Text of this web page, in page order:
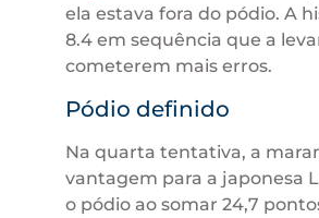
ela estava fora do pódio. A
8.4 em sequência que a
cometerem mais erros.
Pódio definido
Na quarta tentativa, a
vantagem para a japonesa
o pódio ao somar 24,7